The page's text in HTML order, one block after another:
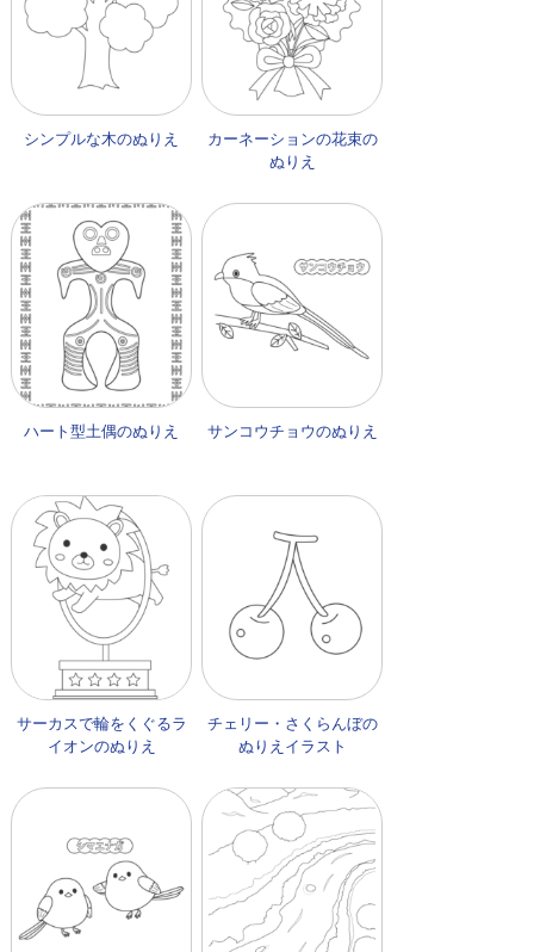
シンプルな木のぬりえ
カーネーションの花束の
ぬりえ
ハート型土偶のぬりえ サンコウチョウのぬりえ
サーカスで輪をくぐるラ
イオンのぬりえ
チェリー・さくらんぼの
ぬりえイラスト